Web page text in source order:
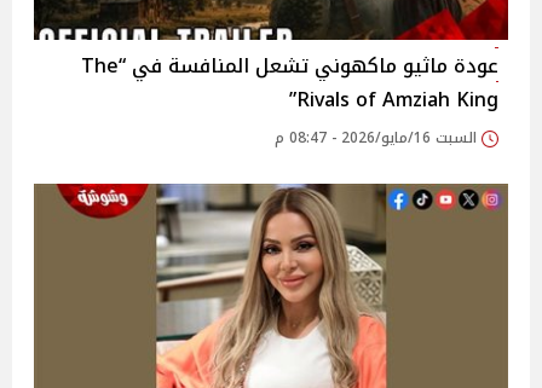
عودة ماثيو ماكهوني تشعل المنافسة في “The
Rivals of Amziah King”
السبت 16/مايو/2026 - 08:47 م